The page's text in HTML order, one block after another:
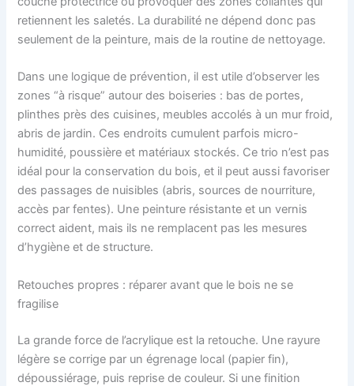
retiennent les saletés. La durabilité ne dépend donc pas
seulement de la peinture, mais de la routine de nettoyage.
Dans une logique de prévention, il est utile d’observer les
zones “à risque” autour des boiseries : bas de portes,
plinthes près des cuisines, meubles accolés à un mur froid,
abris de jardin. Ces endroits cumulent parfois micro-
humidité, poussière et matériaux stockés. Ce trio n’est pas
idéal pour la conservation du bois, et il peut aussi favoriser
des passages de nuisibles (abris, sources de nourriture,
accès par fentes). Une peinture résistante et un vernis
correct aident, mais ils ne remplacent pas les mesures
d’hygiène et de structure.
Retouches propres : réparer avant que le bois ne se
fragilise
La grande force de l’acrylique est la retouche. Une rayure
légère se corrige par un égrenage local (papier fin),
dépoussiérage, puis reprise de couleur. Si une finition